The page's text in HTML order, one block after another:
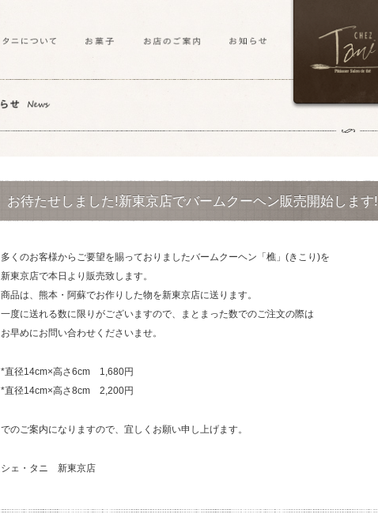
お待たせしました!新東京店でバームクーヘン販売開始します!
多くのお客様からご要望を賜っておりましたバームクーヘン「樵」(きこり)を
新東京店で本日より販売致します。
商品は、熊本・阿蘇でお作りした物を新東京店に送ります。
一度に送れる数に限りがございますので、まとまった数でのご注文の際は
お早めにお問い合わせくださいませ。
*直径14cm×高さ6cm 1,680円
*直径14cm×高さ8cm 2,200円
でのご案内になりますので、宜しくお願い申し上げます。
シェ・タニ 新東京店